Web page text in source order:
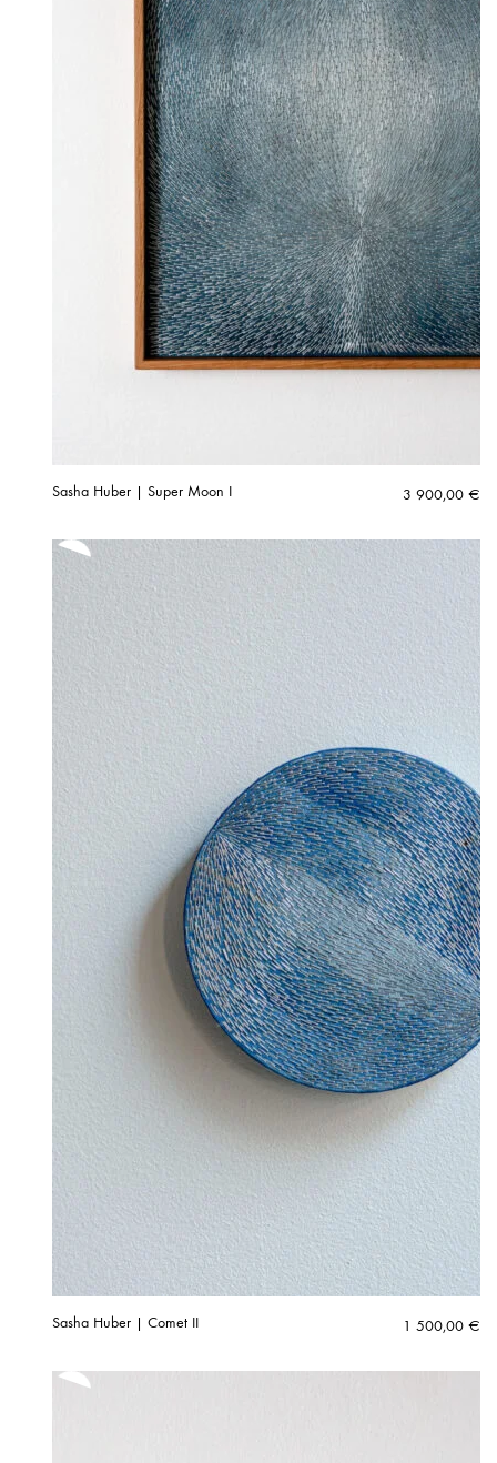
Sasha Huber | Super Moon I 3 900,00 €
Sasha Huber | Comet II 1 500,00 €